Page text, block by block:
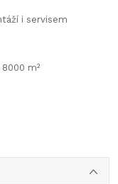
i servisem
m²